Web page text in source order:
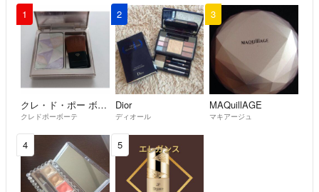
1
クレ・ド・ポー ボーテ
クレドポーボーテ
2
Dior
ディオール
3
MAQuillAGE
マキアージュ
4 5